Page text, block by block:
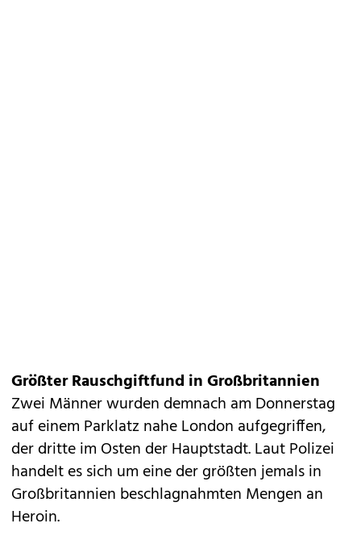
Größter Rauschgiftfund in Großbritannien
Zwei Männer wurden demnach am Donnerstag
auf einem Parklatz nahe London aufgegriffen,
der dritte im Osten der Hauptstadt. Laut Polizei
handelt es sich um eine der größten jemals in
Großbritannien beschlagnahmten Mengen an
Heroin.